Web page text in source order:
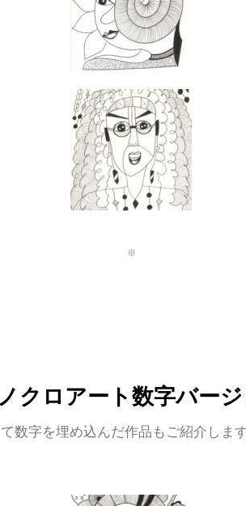
※
ノクロアート数字バージ
数字を埋め込んだ作品もご紹介します